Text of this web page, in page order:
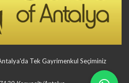
Tek Gayrimenkul Seçiminiz